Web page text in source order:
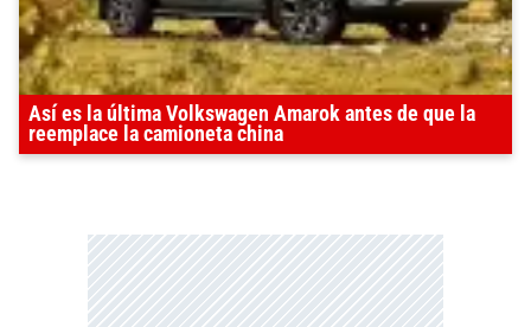
Así es la última Volkswagen Amarok antes de que la
reemplace la camioneta china